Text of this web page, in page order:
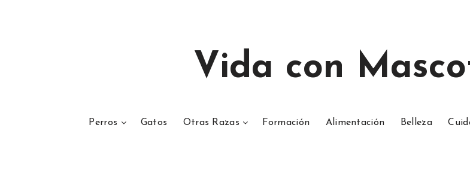
Vida con
Perros Gatos Otras Razas Formación Alimentación Belleza